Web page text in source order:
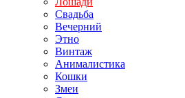
Свадьба
Вечерний
Этно
Винтаж
Анималистика
Кошки
Змеи